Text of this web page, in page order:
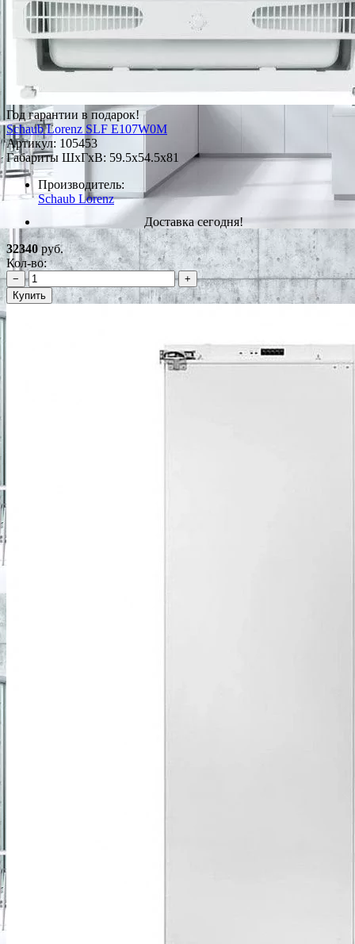
Год гарантии в подарок!
Schaub Lorenz SLF E107W0M
Артикул: 105453
Габариты ШxГxВ: 59.5x54.5x81
Производитель:
Schaub Lorenz
Доставка сегодня!
32340руб.
Кол-во:
−
+
Купить